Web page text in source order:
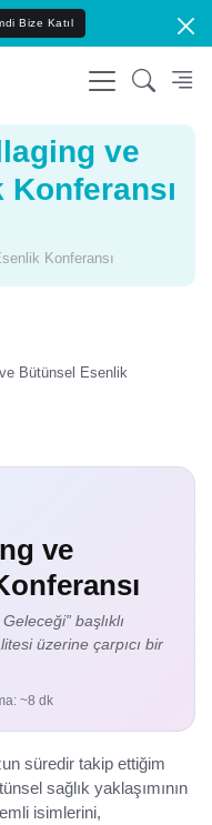
Bize Katıl
ve
Konferansı
ve Bütünsel Esenlik
ve
başlıklı
üzerine çarpıcı bir
~8 dk
süredir takip ettiğim
sağlık yaklaşımının
isimlerini,